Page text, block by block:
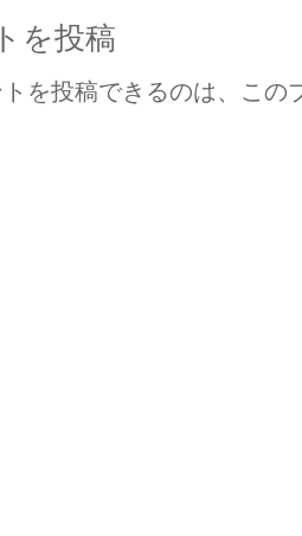
を投稿
を投稿できるのは、この